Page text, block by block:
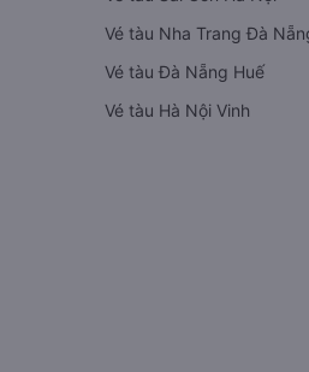
Vé tàu Nha Trang Đà
Vé tàu Đà Nẵng Huế
Vé tàu Hà Nội Vinh